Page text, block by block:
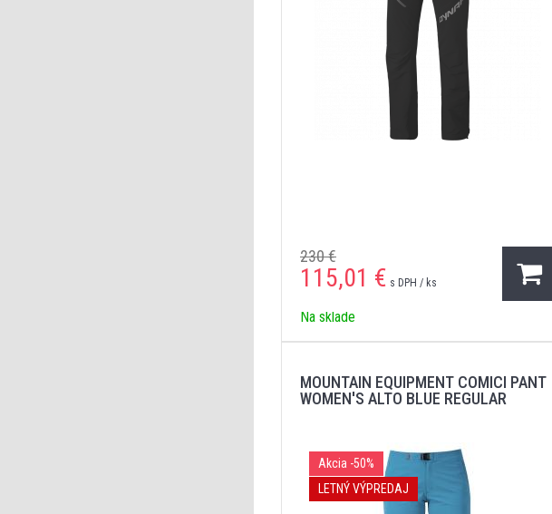
230 €
115,01 € s DPH / ks
Na sklade
MOUNTAIN EQUIPMENT COMICI PANT
WOMEN'S ALTO BLUE REGULAR
Akcia -50%
LETNÝ VÝPREDAJ